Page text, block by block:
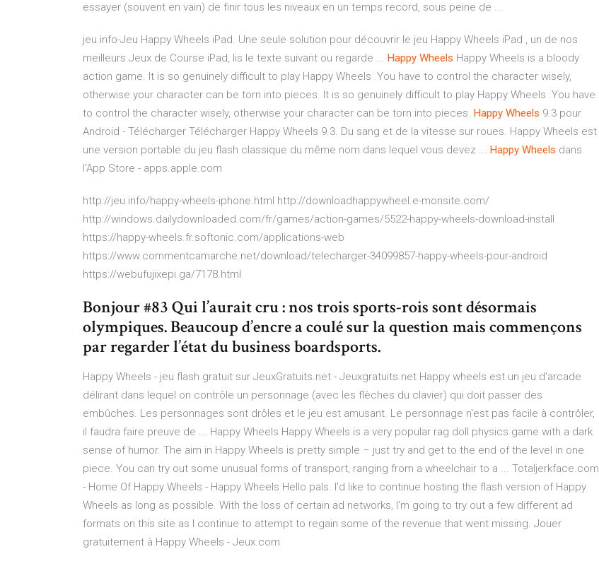
essayer (souvent en vain) de finir tous les niveaux en un temps record, sous peine de ...
jeu.info-Jeu Happy Wheels iPad. Une seule solution pour découvrir le jeu Happy Wheels iPad , un de nos
meilleurs Jeux de Course iPad, lis le texte suivant ou regarde ... Happy Wheels Happy Wheels is a bloody
action game. It is so genuinely difficult to play Happy Wheels .You have to control the character wisely,
otherwise your character can be torn into pieces. It is so genuinely difficult to play Happy Wheels .You have
to control the character wisely, otherwise your character can be torn into pieces. Happy Wheels 9.3 pour
Android - Télécharger Télécharger Happy Wheels 9.3. Du sang et de la vitesse sur roues. Happy Wheels est
une version portable du jeu flash classique du même nom dans lequel vous devez ... ‎ Happy Wheels dans
l'App Store - apps.apple.com
http://jeu.info/happy-wheels-iphone.html http://downloadhappywheel.e-monsite.com/
http://windows.dailydownloaded.com/fr/games/action-games/5522-happy-wheels-download-install
https://happy-wheels.fr.softonic.com/applications-web
https://www.commentcamarche.net/download/telecharger-34099857-happy-wheels-pour-android
https://webufujixepi.ga/7178.html
Bonjour #83 Qui l’aurait cru : nos trois sports-rois sont désormais
olympiques. Beaucoup d’encre a coulé sur la question mais commençons
par regarder l’état du business boardsports.
Happy Wheels - jeu flash gratuit sur JeuxGratuits.net - Jeuxgratuits.net Happy wheels est un jeu d'arcade
délirant dans lequel on contrôle un personnage (avec les flèches du clavier) qui doit passer des
embûches. Les personnages sont drôles et le jeu est amusant. Le personnage n'est pas facile à contrôler,
il faudra faire preuve de ... Happy Wheels Happy Wheels is a very popular rag doll physics game with a dark
sense of humor. The aim in Happy Wheels is pretty simple – just try and get to the end of the level in one
piece. You can try out some unusual forms of transport, ranging from a wheelchair to a ... Totaljerkface.com
- Home Of Happy Wheels - Happy Wheels Hello pals. I'd like to continue hosting the flash version of Happy
Wheels as long as possible. With the loss of certain ad networks, I'm going to try out a few different ad
formats on this site as I continue to attempt to regain some of the revenue that went missing. Jouer
gratuitement à Happy Wheels - Jeux.com